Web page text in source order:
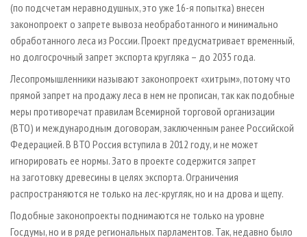
(по подсчетам неравнодушных, это уже 16-я попытка) внесен
законопроект о запрете вывоза необработанного и минимально
обработанного леса из России. Проект предусматривает временный,
но долгосрочный запрет экспорта кругляка – до 2035 года.
Лесопромышленники называют законопроект «хитрым», потому что
прямой запрет на продажу леса в нем не прописан, так как подобные
меры противоречат правилам Всемирной торговой организации
(ВТО) и международным договорам, заключенным ранее Российской
Федерацией. В ВТО Россия вступила в 2012 году, и не может
игнорировать ее нормы. Зато в проекте содержится запрет
на заготовку древесины в целях экспорта. Ограничения
распространяются не только на лес-кругляк, но и на дрова и щепу.
Подобные законопроекты поднимаются не только на уровне
Госдумы, но и в ряде региональных парламентов. Так, недавно было